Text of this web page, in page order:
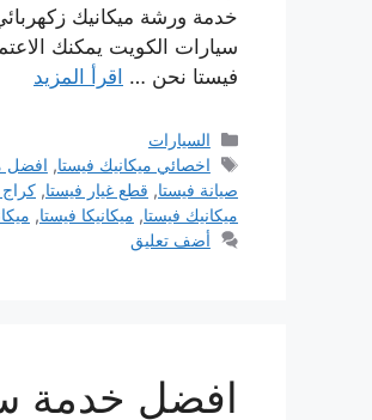
خدمة ورشة ميكانيك
سيارات الكويت يمكنك
فيستا نحن … اقرأ المزيد
التصنيفات
السيارات
الوسوم
اخصائي ميكانيك فيستا, افضل
صيانة فيستا, قطع غيار فيستا, كراج
ميكانيك فيستا, ميكانيكا فيستا,
أضف تعليق